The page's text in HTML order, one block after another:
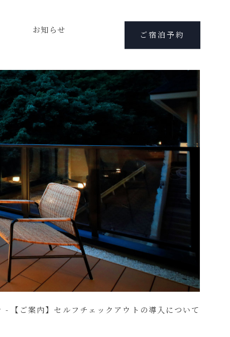
お知らせ ご宿泊予約
【ご案内】セルフチェックアウトの導入について